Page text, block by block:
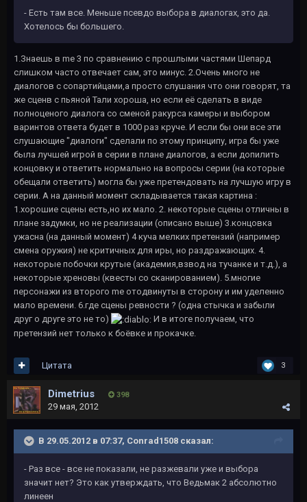
- Есть там все. Меньше псевдо выбора в диалогах, это да.
Хотелось бы большего.
1.Знаешь в me 3 по сравнению с прошлыми частями Шепард
слишком часто отвечает сам, это минус. 2.Очень много не
диалогов с сопартийцами,а просто слушания что они говорят, та
же сценв с пьяной Тали хороша, но если её сделать в виде
полноценого диалога со сменой ракурса камеры и выбором
варинтов ответа будет в 1000 раз круче. И если бы они все эти
слушающие "диалоги" сделали по этому принципу, игра бы уже
была лучшей игрой в серии в плане диалогов, а если допилить
концовку и ответить нормально на вопросы серии (на которые
обещали ответить) могла бы уже претендовать на лучшую игру в
серии. А на данный момент складывается такая картина :
1.хорошие сцены есть,но их мало. 2. некоторые сцены отличны в
плане задумки, но не реализации (описано выше) 3.концовка
ужасна (на данный момент) 4 куча мелких претензий (например
смена оружия) не критичных для иры, но раздражающих. 4.
некоторые побочки крутые (академия,взвод на тучанке и т.д.), а
некоторые хреновы (квесты со сканированием). 5.многие
персонажи из второго me отодвинуты в сторону и им уделенно
мало времени. 6.где сцены ревности ? (одна стычка и забыли
друг о друге это не то)
И в итоге получаем, что
претензий нет только к боёвке и прокачке.
3
Цитата
Dimetrius 398
29 мая, 2012
В 29.05.2012 в 07:37, Conrad1508 сказал:
- Раз все - все не показали, не разжевали уже и выбора
значит нет? Это как утверждать, что Ведьмак 2 абсолютно
линеен